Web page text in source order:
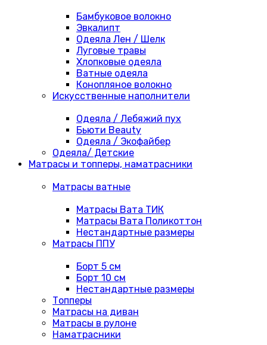
Бамбуковое волокно
Эвкалипт
Одеяла Лен / Шелк
Луговые травы
Хлопковые одеяла
Ватные одеяла
Конопляное волокно
Искусственные наполнители
Одеяла / Лебяжий пух
Бьюти Beauty
Одеяла / Экофайбер
Одеяла/ Детские
Матрасы и топперы, наматрасники
Матрасы ватные
Матрасы Вата ТИК
Матрасы Вата Поликоттон
Нестандартные размеры
Матрасы ППУ
Борт 5 см
Борт 10 см
Нестандартные размеры
Топперы
Матрасы на диван
Матрасы в рулоне
Наматрасники